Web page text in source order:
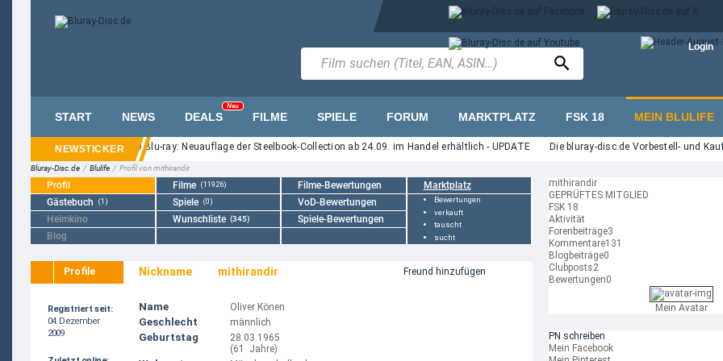
Login
START NEWS DEALS
Neu
FILME SPIELE FORUM MARKTPLATZ FSK 18 MEIN BLULIFE
on Elm Street" auf UHD Blu-ray: Neuauflage der Steelbook-Collection ab 24.09. im Handel erhältlich - UPDATE Die bluray-disc.de Vorbestell- und
Bluray-Disc.de / Blulife / Profil von mithirandir
Profil
Gästebuch
(1)
Heimkino
Blog
Filme (11926)
Spiele (0)
Wunschliste (345)
Filme-Bewertungen
VoD-Bewertungen
Spiele-Bewertungen
Marktplatz
Bewertungen
verkauft
tauscht
sucht
Profile
Registriert seit:
04. Dezember
2009
Nickname mithirandir Freund hinzufügen
Name Oliver Könen
Geschlecht männlich
Geburtstag
28.03.1965
(61 Jahre)
mithirandir
GEPRÜFTES MITGLIED
FSK 18
Aktivität
Forenbeiträge3
Kommentare131
Blogbeiträge0
Clubposts2
Bewertungen0
Mein Avatar
PN schreiben
Mein Facebook